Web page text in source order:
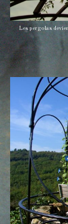
Les pergolas